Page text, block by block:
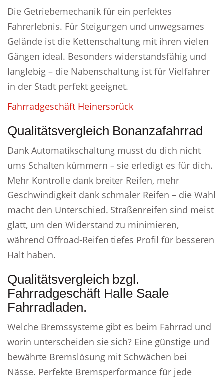
Die Getriebemechanik für ein perfektes
Fahrerlebnis. Für Steigungen und unwegsames
Gelände ist die Kettenschaltung mit ihren vielen
Gängen ideal. Besonders widerstandsfähig und
langlebig – die Nabenschaltung ist für Vielfahrer
in der Stadt perfekt geeignet.
Fahrradgeschäft Heinersbrück
Qualitätsvergleich Bonanzafahrrad
Dank Automatikschaltung musst du dich nicht
ums Schalten kümmern – sie erledigt es für dich.
Mehr Kontrolle dank breiter Reifen, mehr
Geschwindigkeit dank schmaler Reifen – die Wahl
macht den Unterschied. Straßenreifen sind meist
glatt, um den Widerstand zu minimieren,
während Offroad-Reifen tiefes Profil für besseren
Halt haben.
Qualitätsvergleich bzgl.
Fahrradgeschäft Halle Saale
Fahrradladen.
Welche Bremssysteme gibt es beim Fahrrad und
worin unterscheiden sie sich? Eine günstige und
bewährte Bremslösung mit Schwächen bei
Nässe. Perfekte Bremsperformance für jede